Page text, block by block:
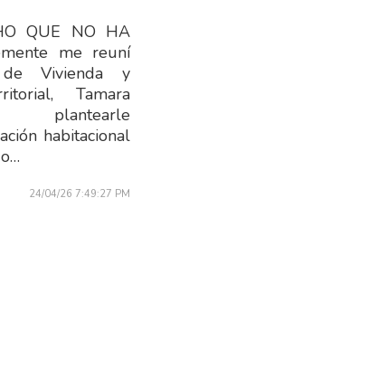
QUE NO HA
me reuní
Vivienda y
Tamara
plantearle
habitacional
24/04/26 7:49:27 PM